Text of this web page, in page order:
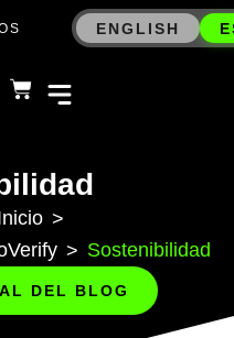
ENGLISH
>
> Sostenibilidad
DEL BLOG